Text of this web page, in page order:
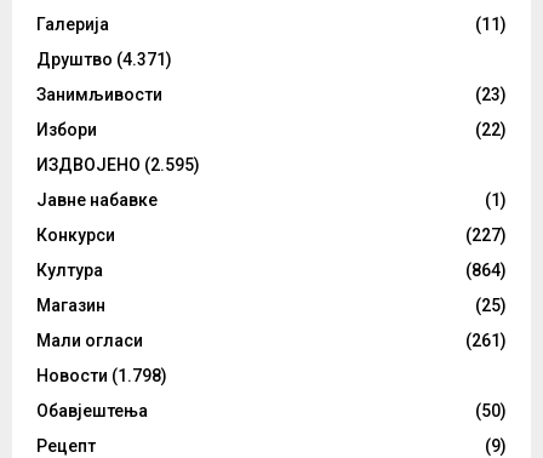
Галерија
(11)
Друштво (4.371)
Занимљивости
(23)
Избори
(22)
ИЗДВОЈЕНО (2.595)
Јавне набавке
(1)
Конкурси
(227)
Култура
(864)
Магазин
(25)
Мали огласи
(261)
Новости (1.798)
Обавјештења
(50)
Рецепт
(9)